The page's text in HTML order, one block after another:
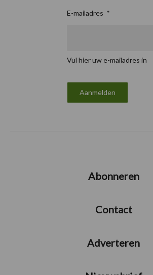
E-mailadres *
Vul hier uw e-mailadres in
Abonneren
Contact
Adverteren